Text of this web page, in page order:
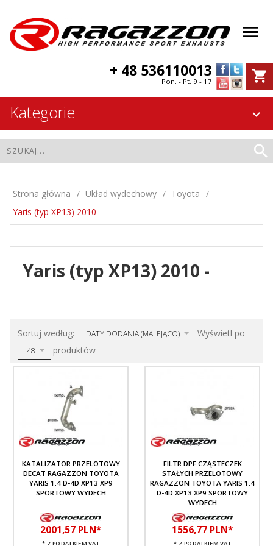
+ 48 536110013
Pon. - Pt. 9 - 17
Kategorie
Strona główna Układ wydechowy
Toyota
Yaris (typ XP13) 2010 -
Yaris (typ XP13) 2010 -
Sortuj według: sortDATY DODANIA (MALEJĄCO) Wyświetl po
48 produktów
KATALIZATOR PRZELOTOWY
DECAT RAGAZZON TOYOTA
YARIS 1.4 D-4D XP13 XP9
SPORTOWY WYDECH
2001,57 PLN*
* Z PODATKIEM VAT
FILTR DPF CZĄSTECZEK
STAŁYCH PRZELOTOWY
RAGAZZON TOYOTA YARIS 1.4
D-4D XP13 XP9 SPORTOWY
WYDECH
1556,77 PLN*
* Z PODATKIEM VAT